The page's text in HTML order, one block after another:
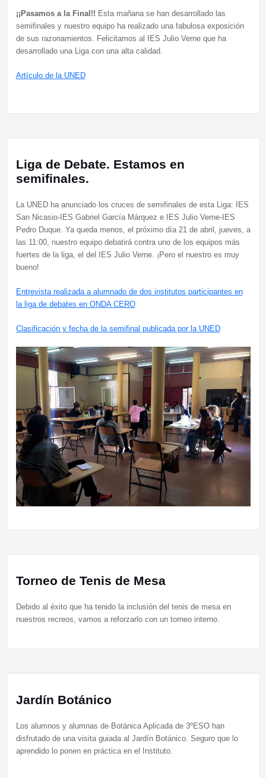
¡¡Pasamos a la Final!! Esta mañana se han desarrollado las
semifinales y nuestro equipo ha realizado una fabulosa exposición
de sus razonamientos. Felicitamos al IES Julio Verne que ha
desarrollado una Liga con una alta calidad.
Artículo de la UNED
Liga de Debate. Estamos en
semifinales.
La UNED ha anunciado los cruces de semifinales de esta Liga: IES
San Nicasio-IES Gabriel García Márquez e IES Julio Verne-IES
Pedro Duque. Ya queda menos, el próximo día 21 de abril, jueves, a
las 11:00, nuestro equipo debatirá contra uno de los equipos más
fuertes de la liga, el del IES Julio Verne. ¡Pero el nuestro es muy
bueno!
Entrevista realizada a alumnado de dos institutos participantes en
la liga de debates en ONDA CERO
Clasificación y fecha de la semifinal publicada por la UNED
Torneo de Tenis de Mesa
Debido al éxito que ha tenido la inclusión del tenis de mesa en
nuestros recreos, vamos a reforzarlo con un torneo interno.
Jardín Botánico
Los alumnos y alumnas de Botánica Aplicada de 3ºESO han
disfrutado de una visita guiada al Jardín Botánico. Seguro que lo
aprendido lo ponen en práctica en el Instituto.